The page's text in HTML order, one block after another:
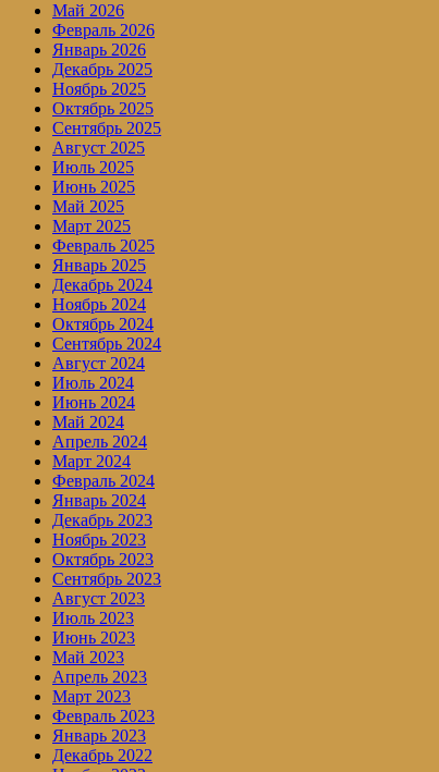
Май 2026
Февраль 2026
Январь 2026
Декабрь 2025
Ноябрь 2025
Октябрь 2025
Сентябрь 2025
Август 2025
Июль 2025
Июнь 2025
Май 2025
Март 2025
Февраль 2025
Январь 2025
Декабрь 2024
Ноябрь 2024
Октябрь 2024
Сентябрь 2024
Август 2024
Июль 2024
Июнь 2024
Май 2024
Апрель 2024
Март 2024
Февраль 2024
Январь 2024
Декабрь 2023
Ноябрь 2023
Октябрь 2023
Сентябрь 2023
Август 2023
Июль 2023
Июнь 2023
Май 2023
Апрель 2023
Март 2023
Февраль 2023
Январь 2023
Декабрь 2022